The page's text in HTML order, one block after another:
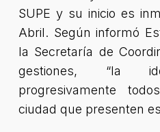
SUPE y su inicio es
Abril. Según informó
la Secretaría de
gestiones, “la
progresivamente
ciudad que presenten